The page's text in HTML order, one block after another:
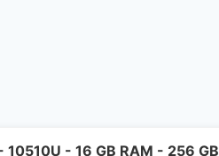
- 16 GB RAM - 256 GB